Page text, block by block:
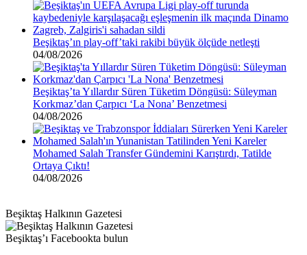
Beşiktaş’ın play-off’taki rakibi büyük ölçüde netleşti
04/08/2026
Beşiktaş’ta Yıllardır Süren Tüketim Döngüsü: Süleyman
Korkmaz’dan Çarpıcı ‘La Nona’ Benzetmesi
04/08/2026
Mohamed Salah Transfer Gündemini Karıştırdı, Tatilde
Ortaya Çıktı!
04/08/2026
Beşiktaş Halkının Gazetesi
Beşiktaş’ı Facebookta bulun